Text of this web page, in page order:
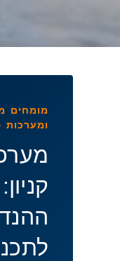
מומחים
ומערכות